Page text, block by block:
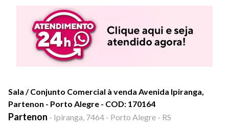
Sala / Conjunto Comercial à venda Avenida Ipiranga,
Partenon - Porto Alegre - COD: 170164
Partenon - Ipiranga, 7464 - Porto Alegre - RS